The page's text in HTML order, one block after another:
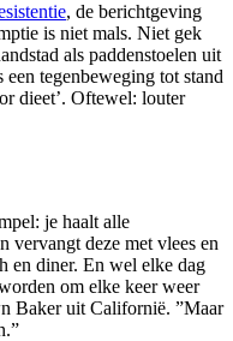
, de berichtgeving
is niet mals. Niet gek
als paddenstoelen uit
tegenbeweging tot stand
dieet’. Oftewel: louter
je haalt alle
vervangt deze met vlees en
en diner. En wel elke dag
om elke keer weer
Baker uit Californië. ”Maar